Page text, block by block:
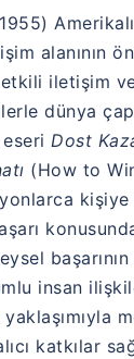
alanının
iletişim
dünya
eseri Dost
(How to
insan
katkılar